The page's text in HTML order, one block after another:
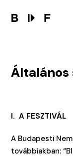
I. A FESZTIVÁL
A Budapesti
továbbiakban: